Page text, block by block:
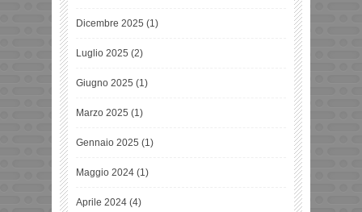
Dicembre 2025 (1)
Luglio 2025 (2)
Giugno 2025 (1)
Marzo 2025 (1)
Gennaio 2025 (1)
Maggio 2024 (1)
Aprile 2024 (4)